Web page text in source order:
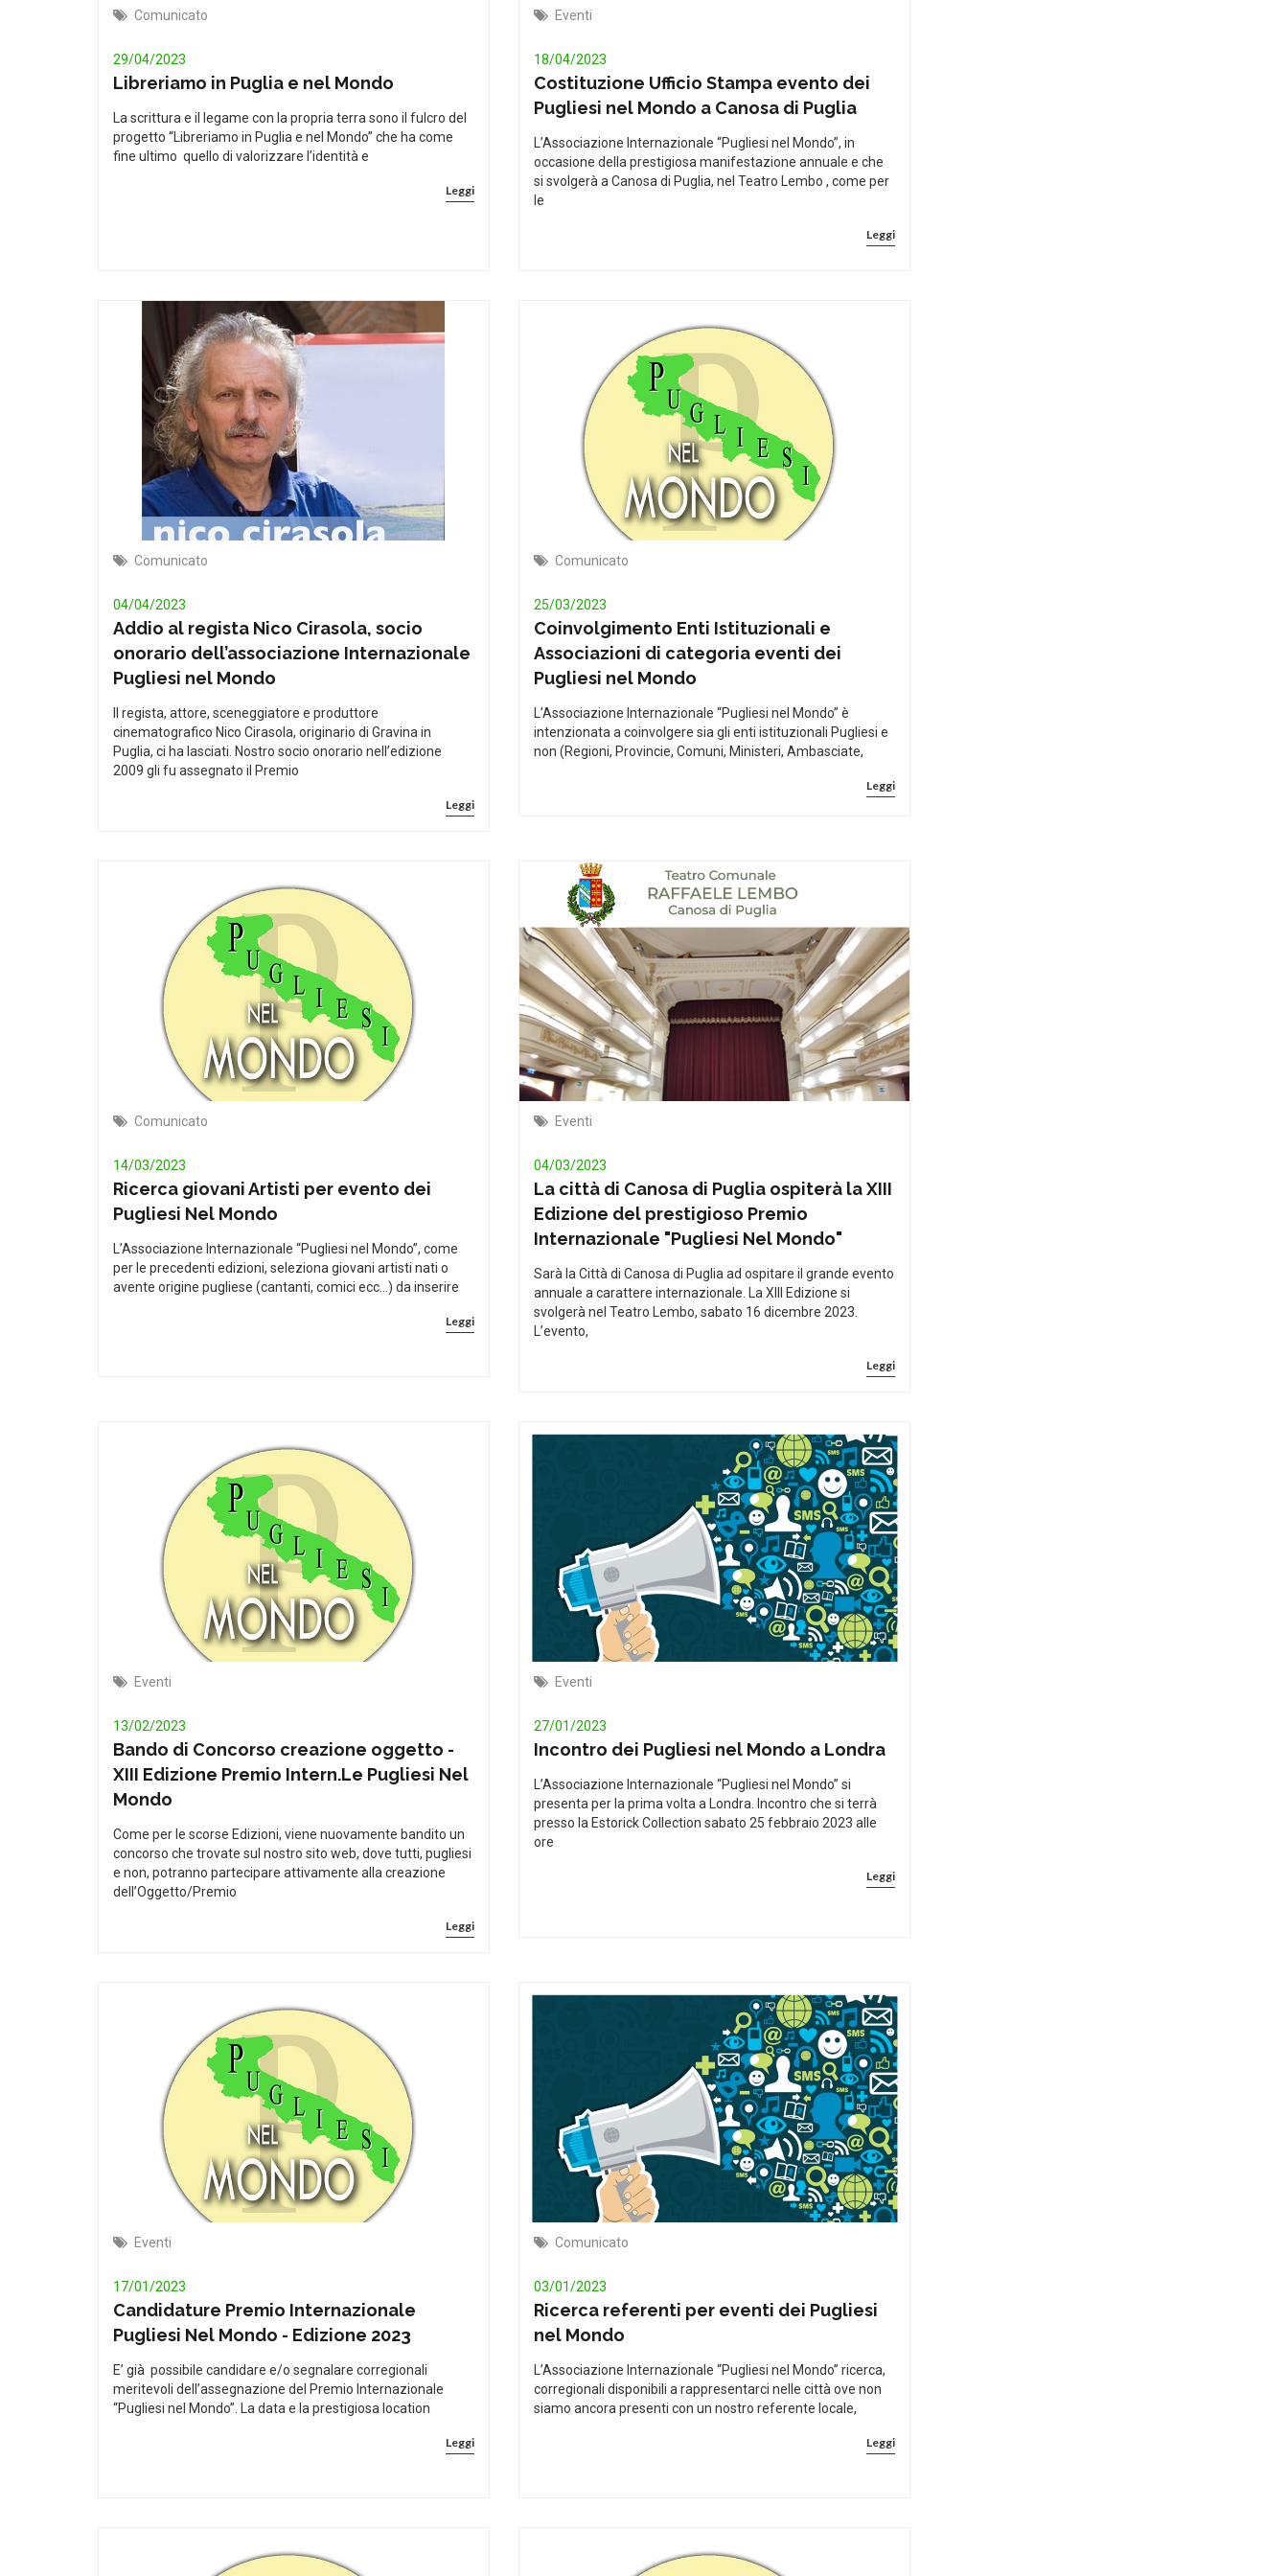
Comunicato
29/04/2023
Libreriamo in Puglia e nel Mondo
La scrittura e il legame con la propria terra sono il fulcro del
progetto “Libreriamo in Puglia e nel Mondo” che ha come
fine ultimo quello di valorizzare l’identità e
Leggi
Eventi
18/04/2023
Costituzione Ufficio Stampa evento dei
Pugliesi nel Mondo a Canosa di Puglia
L’Associazione Internazionale “Pugliesi nel Mondo”, in
occasione della prestigiosa manifestazione annuale e che
si svolgerà a Canosa di Puglia, nel Teatro Lembo , come per
le
Leggi
Comunicato
04/04/2023
Addio al regista Nico Cirasola, socio
onorario dell’associazione Internazionale
Pugliesi nel Mondo
Il regista, attore, sceneggiatore e produttore
cinematografico Nico Cirasola, originario di Gravina in
Puglia, ci ha lasciati. Nostro socio onorario nell’edizione
2009 gli fu assegnato il Premio
Leggi
Comunicato
25/03/2023
Coinvolgimento Enti Istituzionali e
Associazioni di categoria eventi dei
Pugliesi nel Mondo
L’Associazione Internazionale “Pugliesi nel Mondo” è
intenzionata a coinvolgere sia gli enti istituzionali Pugliesi e
non (Regioni, Provincie, Comuni, Ministeri, Ambasciate,
Leggi
Comunicato
14/03/2023
Ricerca giovani Artisti per evento dei
Pugliesi Nel Mondo
L’Associazione Internazionale “Pugliesi nel Mondo”, come
per le precedenti edizioni, seleziona giovani artisti nati o
avente origine pugliese (cantanti, comici ecc…) da inserire
Leggi
Eventi
04/03/2023
La città di Canosa di Puglia ospiterà la XIII
Edizione del prestigioso Premio
Internazionale "Pugliesi Nel Mondo"
Sarà la Città di Canosa di Puglia ad ospitare il grande evento
annuale a carattere internazionale. La XIII Edizione si
svolgerà nel Teatro Lembo, sabato 16 dicembre 2023.
L’evento,
Leggi
Eventi
13/02/2023
Bando di Concorso creazione oggetto -
XIII Edizione Premio Intern.Le Pugliesi Nel
Mondo
Come per le scorse Edizioni, viene nuovamente bandito un
concorso che trovate sul nostro sito web, dove tutti, pugliesi
e non, potranno partecipare attivamente alla creazione
dell’Oggetto/Premio
Leggi
Eventi
27/01/2023
Incontro dei Pugliesi nel Mondo a Londra
L’Associazione Internazionale “Pugliesi nel Mondo” si
presenta per la prima volta a Londra. Incontro che si terrà
presso la Estorick Collection sabato 25 febbraio 2023 alle
ore
Leggi
Eventi
17/01/2023
Candidature Premio Internazionale
Pugliesi Nel Mondo - Edizione 2023
E’ già possibile candidare e/o segnalare corregionali
meritevoli dell’assegnazione del Premio Internazionale
“Pugliesi nel Mondo”. La data e la prestigiosa location
Leggi
Comunicato
03/01/2023
Ricerca referenti per eventi dei Pugliesi
nel Mondo
L’Associazione Internazionale “Pugliesi nel Mondo” ricerca,
corregionali disponibili a rappresentarci nelle città ove non
siamo ancora presenti con un nostro referente locale,
Leggi